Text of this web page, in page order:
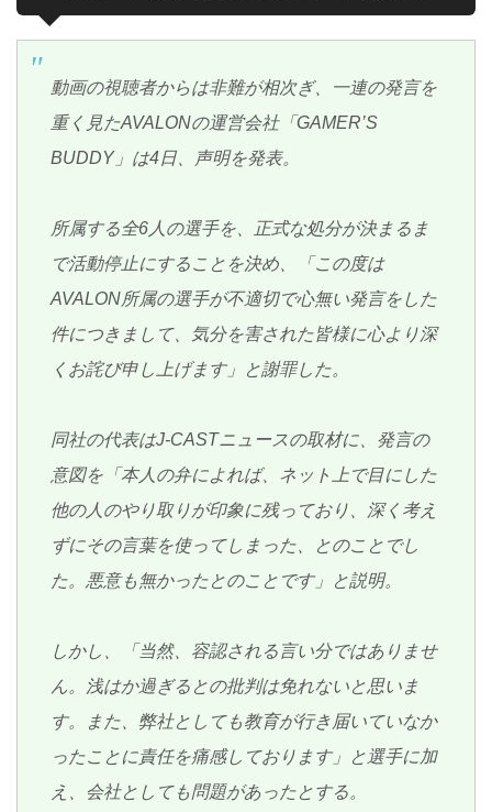
動画の視聴者からは非難が相次ぎ、一連の発言を
重く見たAVALONの運営会社「GAMER’S
BUDDY」は4日、声明を発表。
所属する全6人の選手を、正式な処分が決まるま
で活動停止にすることを決め、「この度は
AVALON所属の選手が不適切で心無い発言をした
件につきまして、気分を害された皆様に心より深
くお詫び申し上げます」と謝罪した。
同社の代表はJ-CASTニュースの取材に、発言の
意図を「本人の弁によれば、ネット上で目にした
他の人のやり取りが印象に残っており、深く考え
ずにその言葉を使ってしまった、とのことでし
た。悪意も無かったとのことです」と説明。
しかし、「当然、容認される言い分ではありませ
ん。浅はか過ぎるとの批判は免れないと思いま
す。また、弊社としても教育が行き届いていなか
ったことに責任を痛感しております」と選手に加
え、会社としても問題があったとする。